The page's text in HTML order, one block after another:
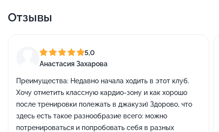
Отзывы
5,0
Анастасия Захарова
Преимущества: Недавно начала ходить в этот клуб.
Хочу отметить классную кардио-зону и как хорошо
после тренировки полежать в джакузи) Здорово, что
здесь есть такое разнообразие всего: можно
потренироваться и попробовать себя в разных